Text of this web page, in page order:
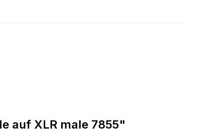
auf XLR male 7855"